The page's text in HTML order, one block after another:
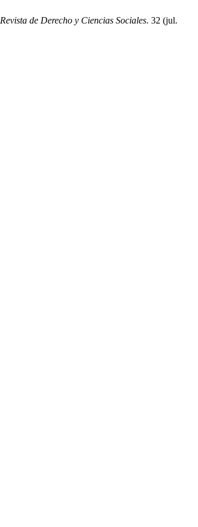
Revista de Derecho y Ciencias Sociales. 32 (jul.